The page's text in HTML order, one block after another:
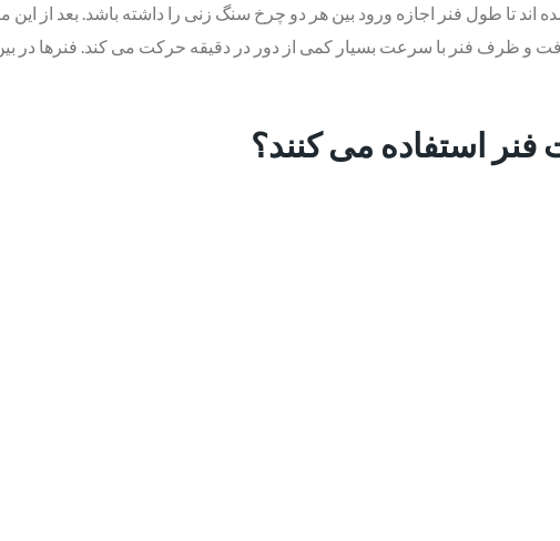
تا طول فنر اجازه ورود بین هر دو چرخ سنگ زنی را داشته باشد. بعد از
و ظرف فنر با سرعت بسیار کمی از دور در دقیقه حرکت می کند. فنرها در
استفاده می کنند؟